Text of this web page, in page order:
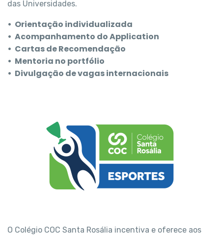
das Universidades.
• Orientação individualizada
• Acompanhamento do Application
• Cartas de Recomendação
• Mentoria no portfólio
• Divulgação de vagas internacionais
O Colégio COC Santa Rosália incentiva e oferece aos